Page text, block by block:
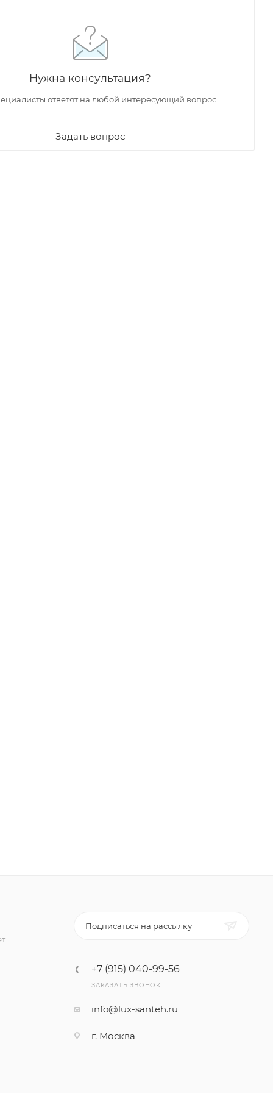
Нужна консультация?
ответят на любой интересующий вопрос
Задать вопрос
Подписаться на рассылку
+7 (915) 040-99-56
ЗАКАЗАТЬ ЗВОНОК
info@lux-santeh.ru
г. Москва